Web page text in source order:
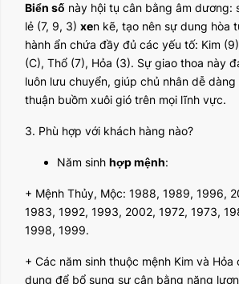
Biển số này hội tụ cân bằng âm dương:
lẻ (7, 9, 3) xen kẽ, tạo nên sự dung hòa
hành ẩn chứa đầy đủ các yếu tố: Kim
(C), Thổ (7), Hỏa (3). Sự giao thoa này
luôn lưu chuyển, giúp chủ nhân dễ
thuận buồm xuôi gió trên mọi lĩnh vực.
3. Phù hợp với khách hàng nào?
Năm sinh hợp mệnh:
+ Mệnh Thủy, Mộc: 1988, 1989, 1996,
1983, 1992, 1993, 2002, 1972, 1973,
1998, 1999.
+ Các năm sinh thuộc mệnh Kim và
dụng để bổ sung sự cân bằng năng